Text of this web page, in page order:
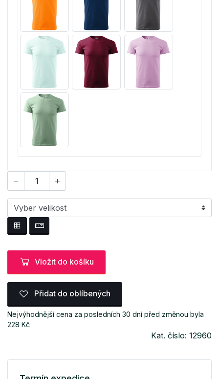
Vložit do košíku
Přidat do oblíbených
Nejvýhodnější cena za posledních 30 dní před změnou byla
228 Kč
Kat. číslo: 12960